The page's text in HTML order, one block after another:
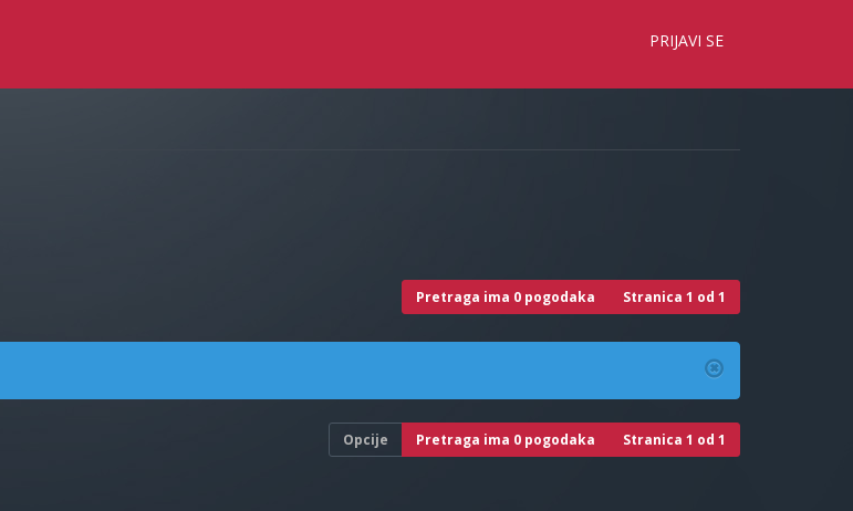
PRIJAVI SE
Pretraga ima 0 pogodaka Stranica 1 od 1
Opcije Pretraga ima 0 pogodaka Stranica 1 od 1